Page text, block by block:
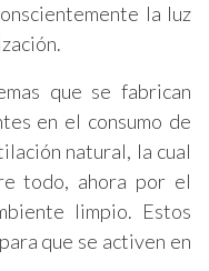
la luz
que se fabrican
en el consumo de
natural, la cual
todo, ahora por el
limpio. Estos
que se activen en